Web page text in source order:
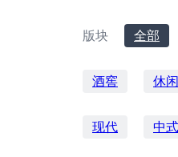
版块 全部
酒窖 休闲
现代 中式